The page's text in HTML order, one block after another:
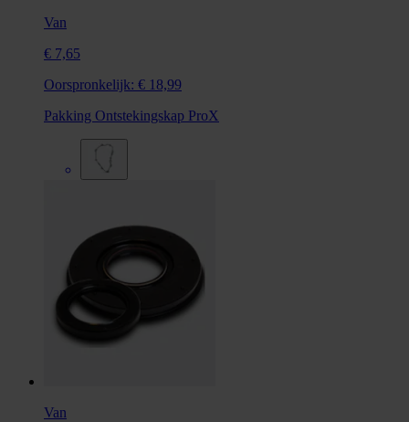
Van
€ 7,65
Oorspronkelijk: € 18,99
Pakking Ontstekingskap ProX
Van